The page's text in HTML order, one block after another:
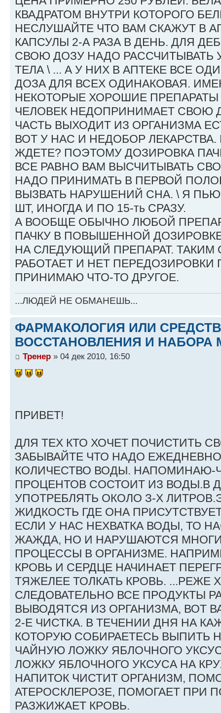
КВАДРАТОМ ВНУТРИ КОТОРОГО
НЕСЛУШАЙТЕ ЧТО ВАМ СКАЖУТ В
КАПСУЛЫ 2-А РАЗА В ДЕНЬ. ДЛЯ
СВОЮ ДОЗУ НАДО РАССЧИТЫВАТЬ
ТЕЛА \ ... А У НИХ В АПТЕКЕ ВСЕ
ДОЗА ДЛЯ ВСЕХ ОДИНАКОВАЯ.
НЕКОТОРЫЕ ХОРОШИЕ
ЧЕЛОВЕК НЕДОПРИНИМАЕТ СВОЮ
ЧАСТЬ ВЫХОДИТ ИЗ ОРГАНИЗМА
ВОТ У НАС И НЕДОБОР
ЖДЕТЕ? ПОЭТОМУ ДОЗИРОВКА
ВСЕ РАВНО ВАМ ВЫСЧИТЫВАТЬ
НАДО ПРИНИМАТЬ В ПЕРВОЙ
ВЫЗВАТЬ НАРУШЕНИЙ СНА. \ Я
ШТ, ИНОГДА И ПО 15-ть СРАЗУ.
А ВООБЩЕ ОБЫЧНО ЛЮБОЙ
ПАЧКУ В ПОВЫШЕННОЙ
НА СЛЕДУЮЩИЙ ПРЕПАРАТ. ТАКИМ
РАБОТАЕТ И НЕТ
ПРИНИМАЮ ЧТО-ТО ДРУГОЕ.
...ЛЮДЕЙ НЕ ОБМАНЕШЬ...
ФАРМАКОЛОГИЯ ИЛИ
ВОССТАНОВЛЕНИЯ И НАБОРА
Тренер » 04 дек 2010, 16:50
ПРИВЕТ!
ДЛЯ ТЕХ КТО ХОЧЕТ ПОЧИСТИТЬ
ЗАБЫВАЙТЕ ЧТО НАДО
КОЛИЧЕСТВО ВОДЫ. НАПОМИНАЮ-
ПРОЦЕНТОВ СОСТОИТ ИЗ ВОДЫ.В
УПОТРЕБЛЯТЬ ОКОЛО З-Х
ЖИДКОСТЬ ГДЕ ОНА
ЕСЛИ У НАС НЕХВАТКА ВОДЫ, ТО
ЖАЖДА, НО И НАРУШАЮТСЯ
ПРОЦЕССЫ В ОРГАНИЗМЕ.
КРОВЬ И СЕРДЦЕ НАЧИНАЕТ
ТЯЖЕЛЕЕ ТОЛКАТЬ КРОВЬ. ...РЕЖЕ
СЛЕДОВАТЕЛЬНО ВСЕ ПРОДУКТЫ
ВЫВОДЯТСЯ ИЗ ОРГАНИЗМА, ВОТ
2-Е ЧИСТКА. В ТЕЧЕНИИ ДНЯ НА
КОТОРУЮ СОБИРАЕТЕСЬ ВЫПИТЬ
ЧАЙНУЮ ЛОЖКУ ЯБЛОЧНОГО
ЛОЖКУ ЯБЛОЧНОГО УКСУСА НА
НАПИТОК ЧИСТИТ ОРГАНИЗМ,
АТЕРОСКЛЕРОЗЕ, ПОМОГАЕТ ПРИ
РАЗЖИЖАЕТ КРОВЬ.